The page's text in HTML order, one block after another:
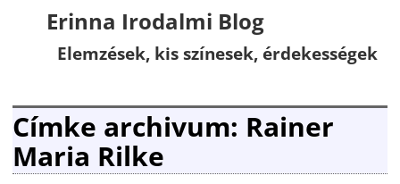
Erinna Irodalmi Blog
Elemzések, kis színesek, érdekességek
Címke archivum: Rainer
Maria Rilke